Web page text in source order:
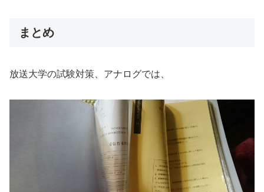
まとめ
放送大学の試験対策、アナログでは、